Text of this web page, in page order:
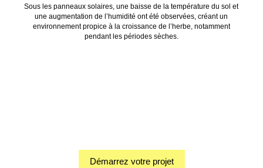
Sous les panneaux solaires, une baisse de la température du sol et
une augmentation de l’humidité ont été observées, créant un
environnement propice à la croissance de l’herbe, notamment
pendant les périodes sèches.
Démarrez votre projet